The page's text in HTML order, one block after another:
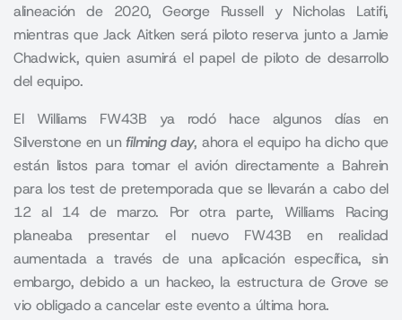
alineación de 2020, George Russell y Nicholas Latifi,
mientras queJack Aitken será piloto reserva junto a Jamie
Chadwick, quien asumirá el papel de piloto de desarrollo
del equipo.
El Williams FW43B ya rodó hace algunos días en
Silverstoneen unfilming day, ahora el equipo ha dicho que
están listos para tomar el avión directamente a Bahrein
para los test de pretemporada que se llevarán a cabo del
12 al 14 de marzo. Por otra parte, Williams Racing
planeaba presentar el nuevo FW43B en realidad
aumentada a través de una aplicación específica, sin
embargo, debido a un hackeo, la estructura de Grove se
vio obligado a cancelar este evento a última hora.